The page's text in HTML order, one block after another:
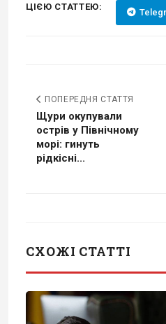
ЦІЄЮ СТАТТЕЮ:
ПОПЕРЕДНЯ СТАТТЯ
Щури окупували
острів у Північному
морі: гинуть
рідкісні...
СХОЖІ СТАТТІ